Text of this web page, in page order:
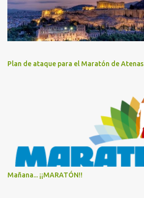
Plan de ataque para el Maratón de Atenas
Mañana... ¡¡MARATÓN!!